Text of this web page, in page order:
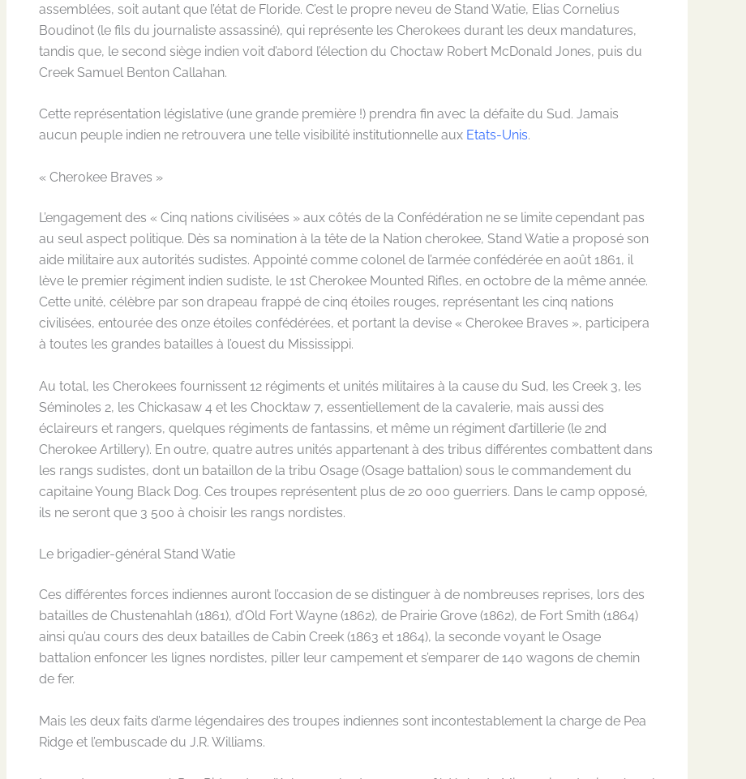
assemblées, soit autant que l’état de Floride. C’est le propre neveu de Stand Watie, Elias Cornelius
Boudinot (le fils du journaliste assassiné), qui représente les Cherokees durant les deux mandatures,
tandis que, le second siège indien voit d’abord l’élection du Choctaw Robert McDonald Jones, puis du
Creek Samuel Benton Callahan.
Cette représentation législative (une grande première !) prendra fin avec la défaite du Sud. Jamais
aucun peuple indien ne retrouvera une telle visibilité institutionnelle aux Etats-Unis.
« Cherokee Braves »
L’engagement des « Cinq nations civilisées » aux côtés de la Confédération ne se limite cependant pas
au seul aspect politique. Dès sa nomination à la tête de la Nation cherokee, Stand Watie a proposé son
aide militaire aux autorités sudistes. Appointé comme colonel de l’armée confédérée en août 1861, il
lève le premier régiment indien sudiste, le 1st Cherokee Mounted Rifles, en octobre de la même année.
Cette unité, célèbre par son drapeau frappé de cinq étoiles rouges, représentant les cinq nations
civilisées, entourée des onze étoiles confédérées, et portant la devise « Cherokee Braves », participera
à toutes les grandes batailles à l’ouest du Mississippi.
Au total, les Cherokees fournissent 12 régiments et unités militaires à la cause du Sud, les Creek 3, les
Séminoles 2, les Chickasaw 4 et les Chocktaw 7, essentiellement de la cavalerie, mais aussi des
éclaireurs et rangers, quelques régiments de fantassins, et même un régiment d’artillerie (le 2nd
Cherokee Artillery). En outre, quatre autres unités appartenant à des tribus différentes combattent dans
les rangs sudistes, dont un bataillon de la tribu Osage (Osage battalion) sous le commandement du
capitaine Young Black Dog. Ces troupes représentent plus de 20 000 guerriers. Dans le camp opposé,
ils ne seront que 3 500 à choisir les rangs nordistes.
Le brigadier-général Stand Watie
Ces différentes forces indiennes auront l’occasion de se distinguer à de nombreuses reprises, lors des
batailles de Chustenahlah (1861), d’Old Fort Wayne (1862), de Prairie Grove (1862), de Fort Smith (1864)
ainsi qu’au cours des deux batailles de Cabin Creek (1863 et 1864), la seconde voyant le Osage
battalion enfoncer les lignes nordistes, piller leur campement et s’emparer de 140 wagons de chemin
de fer.
Mais les deux faits d’arme légendaires des troupes indiennes sont incontestablement la charge de Pea
Ridge et l’embuscade du J.R. Williams.